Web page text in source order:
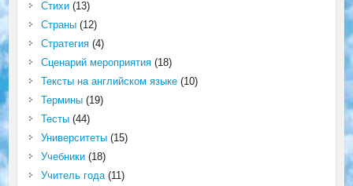
Стихи(13)
Страны(12)
Стратегия(4)
Сценарий мероприятия(18)
Тексты на английском языке(10)
Термины(19)
Тесты(44)
Университеты(15)
Учебники(18)
Учитель года(11)